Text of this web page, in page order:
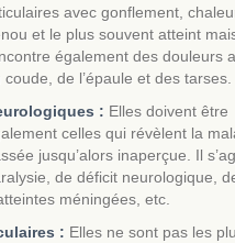
avec gonflement,
et le plus souvent atteint
également des douleurs
coude, de l’épaule et des tarses.
: Elles doivent être
celles qui révèlent la
jusqu’alors inaperçue. Il
de déficit neurologique,
méningées, etc.
: Elles ne sont pas les